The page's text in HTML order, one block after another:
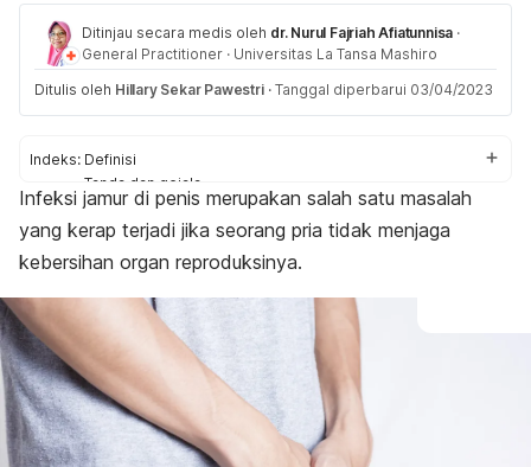
Ditinjau secara medis oleh dr. Nurul Fajriah Afiatunnisa ·
General Practitioner · Universitas La Tansa Mashiro
Ditulis oleh Hillary Sekar Pawestri · Tanggal diperbarui 03/04/2023
Indeks: Definisi
Tanda dan gejala
Penyebab
Faktor risiko
Komplikasi
Diagnosis
Pengobatan
Pencegahan
Infeksi jamur di penis merupakan salah satu masalah
yang kerap terjadi jika seorang pria tidak menjaga
kebersihan organ reproduksinya.